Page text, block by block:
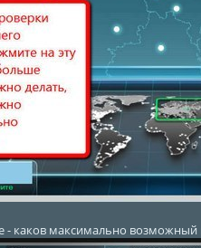
- каков максимально